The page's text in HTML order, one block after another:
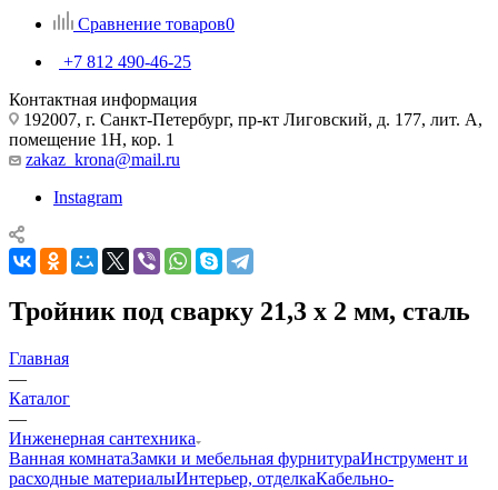
Сравнение товаров0
+7 812 490-46-25
Контактная информация
192007, г. Санкт-Петербург, пр-кт Лиговский, д. 177, лит. А,
помещение 1Н, кор. 1
zakaz_krona@mail.ru
Instagram
Тройник под сварку 21,3 х 2 мм, сталь
Главная
—
Каталог
—
Инженерная сантехника
Ванная комнатаЗамки и мебельная фурнитураИнструмент и
расходные материалыИнтерьер, отделкаКабельно-